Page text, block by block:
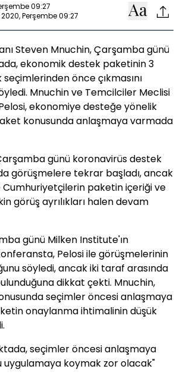
09:27
Perşembe 09:27
Steven Mnuchin, Çarşamba günü
ekonomik destek paketinin 3
seçimlerinden önce çıkmasını
Mnuchin ve Temcilciler Meclisi
ekonomiye desteğe yönelik
konusunda anlaşmaya varmada
günü koronavirüs destek
görüşmelere tekrar başladı, ancak
paketin içeriği ve
görüş ayrılıkları halen devam
günü Milken Institute'ın
Pelosi ile görüşmelerinin
söyledi, ancak iki taraf arasında
dikkat çekti. Mnuchin,
seçimler öncesi anlaşmaya
onaylanma ihtimalinin düşük
seçimler öncesi anlaşmaya
uygulamaya koymak zor olacak"